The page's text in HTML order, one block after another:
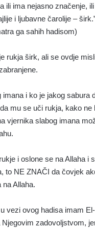
ili ima nejasno značenje,
i ljubavne čarolije –
ga sahih hadisom)
rukja širk, ali se ovdje
i ko je jakog sabura
mu se uči rukja, kako
vjernika slabog imana
i oslone se na Allaha i
to NE ZNAČI da čovjek
na Allaha.
vezi ovog hadisa imam
zadovoljstvom,